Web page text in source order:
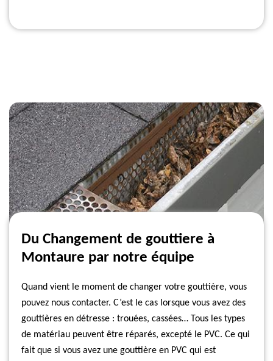
Du Changement de gouttiere à
Montaure par notre équipe
Quand vient le moment de changer votre gouttière, vous
pouvez nous contacter. C’est le cas lorsque vous avez des
gouttières en détresse : trouées, cassées… Tous les types
de matériau peuvent être réparés, excepté le PVC. Ce qui
fait que si vous avez une gouttière en PVC qui est